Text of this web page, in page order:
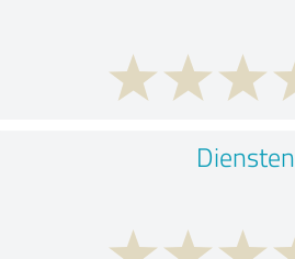
Diensten